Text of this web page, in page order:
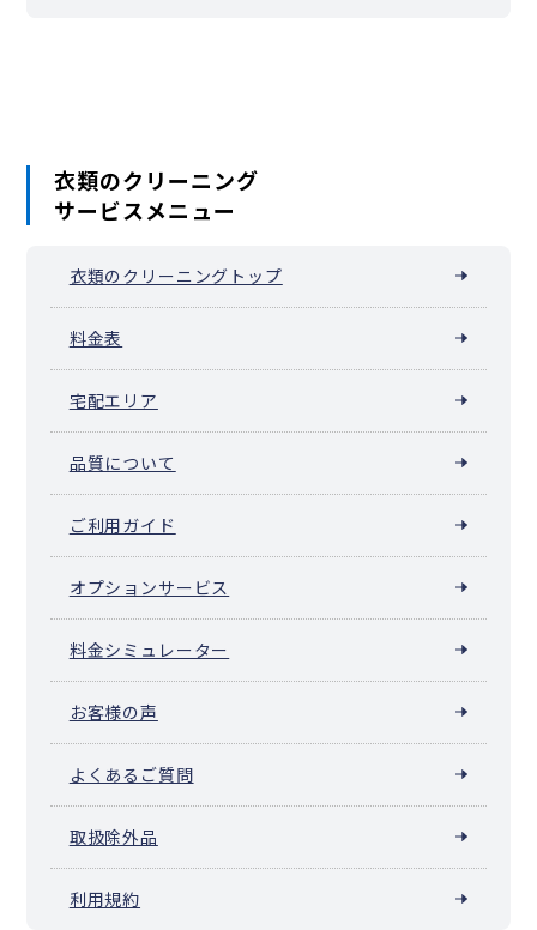
衣類のクリーニング
サービスメニュー
衣類のクリーニングトップ
料金表
宅配エリア
品質について
ご利用ガイド
オプションサービス
料金シミュレーター
お客様の声
よくあるご質問
取扱除外品
利用規約